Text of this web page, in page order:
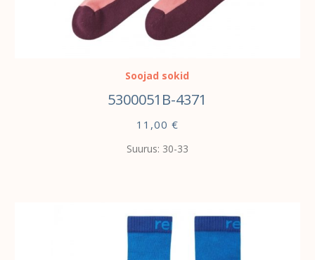
VALI
Soojad sokid
5300051B-4371
11,00 €
Suurus: 30-33